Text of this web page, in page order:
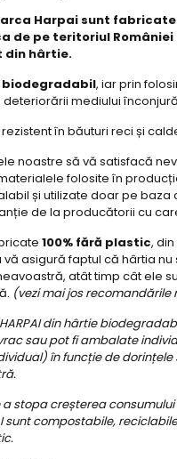
Harpai sunt
de pe teritoriul
din hârtie.
biodegradabil, iar prin
mediului
în băuturi reci și
noastre să vă satisfacă
folosite în
și utilizate doar pe baza
de la producătorii cu
100% fără plastic,
vă asigură faptul că hârtia
atât timp cât ele
(vezi mai jos recomandările
din hârtie
sau pot fi ambalate
în funcție de
a stopa creșterea
sunt compostabile,